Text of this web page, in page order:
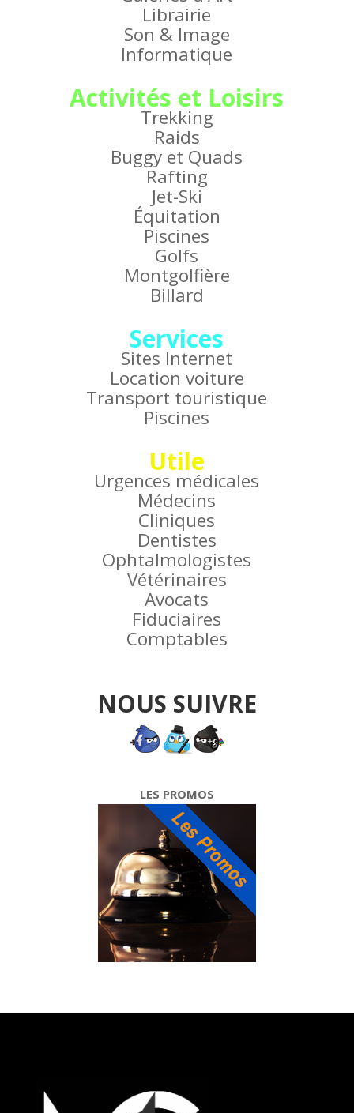
Librairie
Son & Image
Informatique
Activités et Loisirs
Trekking
Raids
Buggy et Quads
Rafting
Jet-Ski
Équitation
Piscines
Golfs
Montgolfière
Billard
Services
Sites Internet
Location voiture
Transport touristique
Piscines
Utile
Urgences médicales
Médecins
Cliniques
Dentistes
Ophtalmologistes
Vétérinaires
Avocats
Fiduciaires
Comptables
NOUS SUIVRE
LES PROMOS